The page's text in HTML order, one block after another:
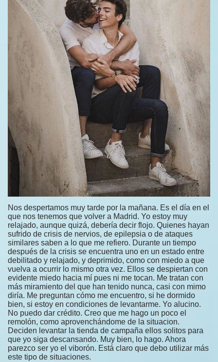
Nos despertamos muy tarde por la mañana. Es el día en el
que nos tenemos que volver a Madrid. Yo estoy muy
relajado, aunque quizá, debería decir flojo. Quienes hayan
sufrido de crisis de nervios, de epilepsia o de ataques
similares saben a lo que me refiero. Durante un tiempo
después de la crisis se encuentra uno en un estado entre
debilitado y relajado, y deprimido, como con miedo a que
vuelva a ocurrir lo mismo otra vez. Ellos se despiertan con
evidente miedo hacia mí pues ni me tocan. Me tratan con
más miramiento del que han tenido nunca, casi con mimo
diría. Me preguntan cómo me encuentro, si he dormido
bien, si estoy en condiciones de levantarme. Yo alucino.
No puedo dar crédito. Creo que me hago un poco el
remolón, como aprovenchándome de la situacion.
Deciden levantar la tienda de campaña ellos solitos para
que yo siga descansando. Muy bien, lo hago. Ahora
parezco ser yo el viborón. Está claro que debo utilizar más
este tipo de situaciones.